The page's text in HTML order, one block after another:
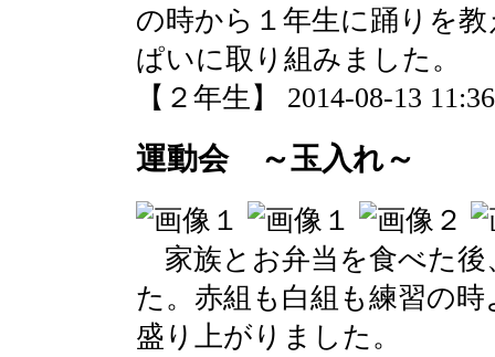
の時から１年生に踊りを
ぱいに取り組みました。
【２年生】 2014-08-13
運動会 ～玉入れ～
家族とお弁当を食べた後
た。赤組も白組も練習の
盛り上がりました。